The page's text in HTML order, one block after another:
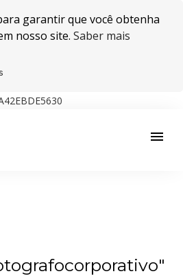
garantir que você obtenha
nosso site. Saber mais
menu